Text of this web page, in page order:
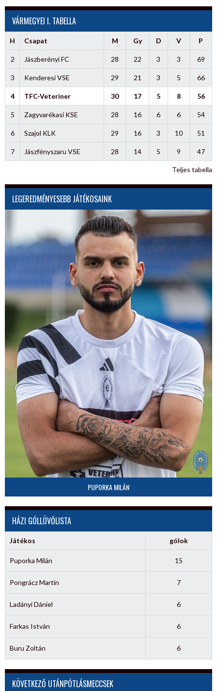
VÁRMEGYEI I. TABELLA
H Csapat M Gy D V P
2 Jászberényi FC 28 22 3 3 69
3 Kenderesi VSE 29 21 3 5 66
4 TFC-Veteriner 30 17 5 8 56
5 Zagyvarékasi KSE 28 16 6 6 54
6 Szajol KLK 29 16 3 10 51
7 Jászfényszaru VSE 28 14 5 9 47
Teljes tabella
LEGEREDMÉNYESEBB JÁTÉKOSAINK
PUPORKA MILÁN
HÁZI GÓLLÖVŐLISTA
Játékos gólok
Puporka Milán 15
Pongrácz Martin 7
Ladányi Dániel 6
Farkas István 6
Buru Zoltán 6
KÖVETKEZŐ UTÁNPÓTLÁSMECCSEK